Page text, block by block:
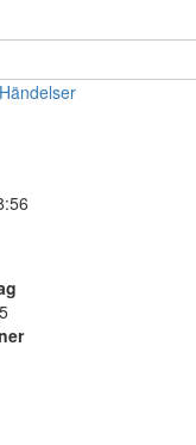
Händelser